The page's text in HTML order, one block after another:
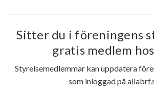
Sitter du i föreningens
gratis medlem
Styrelsemedlemmar kan uppdatera
som inloggad på